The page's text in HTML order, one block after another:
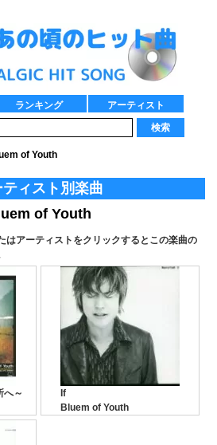
ランキング
アーティスト
検索
of Youth
ティスト別楽曲
of Youth
はアーティストをクリックするとこの楽曲の
へ～
If
Bluem of Youth